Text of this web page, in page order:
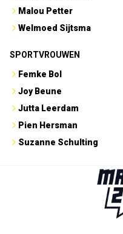
Malou Petter
Welmoed Sijtsma
SPORTVROUWEN
Femke Bol
Joy Beune
Jutta Leerdam
Pien Hersman
Suzanne Schulting